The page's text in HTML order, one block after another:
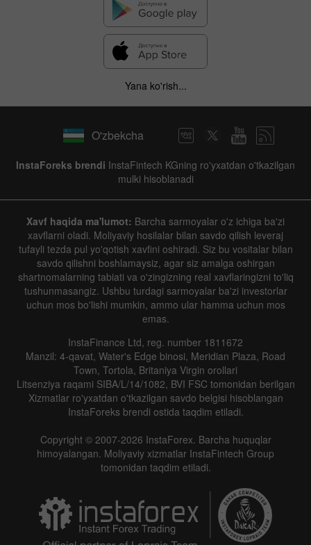
Yana ko'rish...
O'zbekcha
InstaForeks brendi InstaFintech KGning ro'yxatdan o'tkazilgan
mulki hisoblanadi
Xavf haqida ma'lumot: Barcha sarmoyalar o'z ichiga ba'zi
xavflarni oladi. Moliyaviy hosilalar bilan savdo qilish leveraj
tufayli tezda pul yo'qotish xavfini oshiradi. Siz bu vositalar bilan
savdo qilishni boshlamaysiz, agar siz amalga oshirgan
shartnomalarning tabiati va o'zingizning real xavflaringizni to'liq
tushunmasangiz. Ushbu turdagi sarmoyalar ba'zi investorlar
uchun mos bo'lishi mumkin, ammo ular hamma uchun mos
emas.
InstaFinance Ltd, reg. number 1811672
Manzil: 4-qavat, Water's Edge binosi, Meridian Plaza, Road
Town, Tortola, Britaniya Virgin orollari
Litsenziya raqami SIBA/L/14/1082, BVI FSC tomonidan berilgan
Xizmatlar ro'yxatdan o'tkazilgan savdo belgisi hisoblangan
InstaForeks brendi ostida taqdim etiladi.
Copyright © 2007-2026 InstaForex. Barcha huquqlar
himoyalangan. Moliyaviy xizmatlar InstaFintech Group
tomonidan taqdim etiladi.